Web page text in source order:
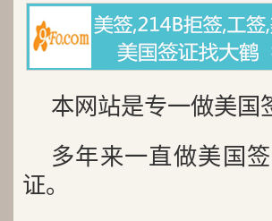
本网站是专一做美国
多年来一直做美国
证。